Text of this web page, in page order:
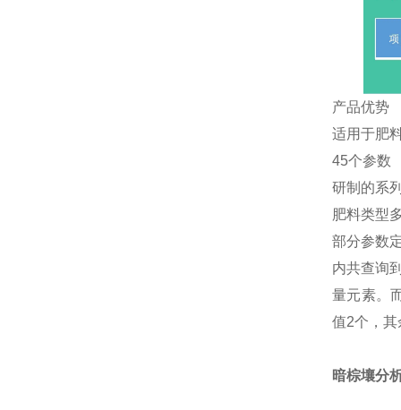
产品优势
适用于肥
45个参数
研制的系
肥料类型
部分参数
内共查询
量元素。
值2个，
暗棕壤分